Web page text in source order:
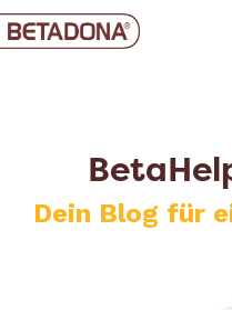
Dein Blog für